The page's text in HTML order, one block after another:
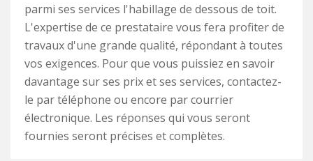
parmi ses services l'habillage de dessous de toit.
L'expertise de ce prestataire vous fera profiter de
travaux d'une grande qualité, répondant à toutes
vos exigences. Pour que vous puissiez en savoir
davantage sur ses prix et ses services, contactez-
le par téléphone ou encore par courrier
électronique. Les réponses qui vous seront
fournies seront précises et complètes.